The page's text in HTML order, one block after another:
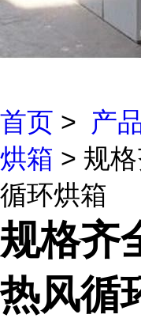
首页 > 产
烘箱 > 规
循环烘箱
规格齐
热风循